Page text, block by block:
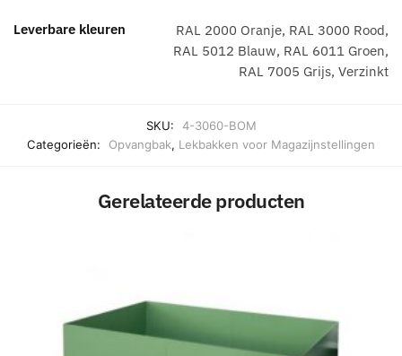
Leverbare kleuren
RAL 2000 Oranje, RAL 3000 Rood,
RAL 5012 Blauw, RAL 6011 Groen,
RAL 7005 Grijs, Verzinkt
SKU:
4-3060-BOM
Categorieën:
Opvangbak, Lekbakken voor Magazijnstellingen
Gerelateerde producten